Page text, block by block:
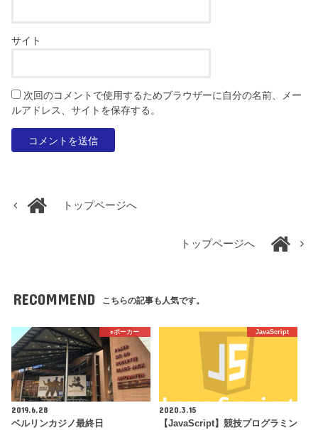
サイト
次回のコメントで使用するためブラウザーに自分の名前、メー
ルアドレス、サイトを保存する。
トップページへ
トップページへ
RECOMMEND こちらの記事も人気です。
♠️ポーカー
2019.6.28
ベルリンカジノ最終日
JavaScript
2020.3.15
【JavaScript】競技プログラミン